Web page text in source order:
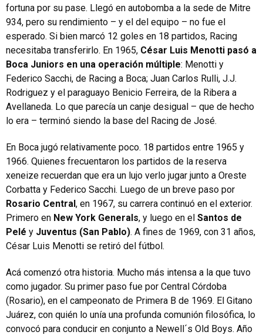
fortuna por su pase. Llegó en autobomba a la sede de Mitre
934, pero su rendimiento – y el del equipo – no fue el
esperado. Si bien marcó 12 goles en 18 partidos, Racing
necesitaba transferirlo. En 1965, César Luis Menotti pasó a
Boca Juniors en una operación múltiple: Menotti y
Federico Sacchi, de Racing a Boca; Juan Carlos Rulli, J.J.
Rodriguez y el paraguayo Benicio Ferreira, de la Ribera a
Avellaneda. Lo que parecía un canje desigual – que de hecho
lo era – terminó siendo la base del Racing de José.
En Boca jugó relativamente poco. 18 partidos entre 1965 y
1966. Quienes frecuentaron los partidos de la reserva
xeneize recuerdan que era un lujo verlo jugar junto a Oreste
Corbatta y Federico Sacchi. Luego de un breve paso por
Rosario Central, en 1967, su carrera continuó en el exterior.
Primero en New York Generals, y luego en el Santos de
Pelé y Juventus (San Pablo). A fines de 1969, con 31 años,
César Luis Menotti se retiró del fútbol.
Acá comenzó otra historia. Mucho más intensa a la que tuvo
como jugador. Su primer paso fue por Central Córdoba
(Rosario), en el campeonato de Primera B de 1969. El Gitano
Juárez, con quién lo unía una profunda comunión filosófica, lo
convocó para conducir en conjunto a Newell´s Old Boys. Año